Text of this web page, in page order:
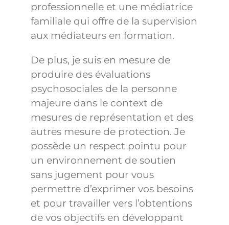
professionnelle et une médiatrice
familiale qui offre de la supervision
aux médiateurs en formation.
De plus, je suis en mesure de
produire des évaluations
psychosociales de la personne
majeure dans le context de
mesures de représentation et des
autres mesure de protection. Je
possède un respect pointu pour
un environnement de soutien
sans jugement pour vous
permettre d’exprimer vos besoins
et pour travailler vers l’obtentions
de vos objectifs en développant